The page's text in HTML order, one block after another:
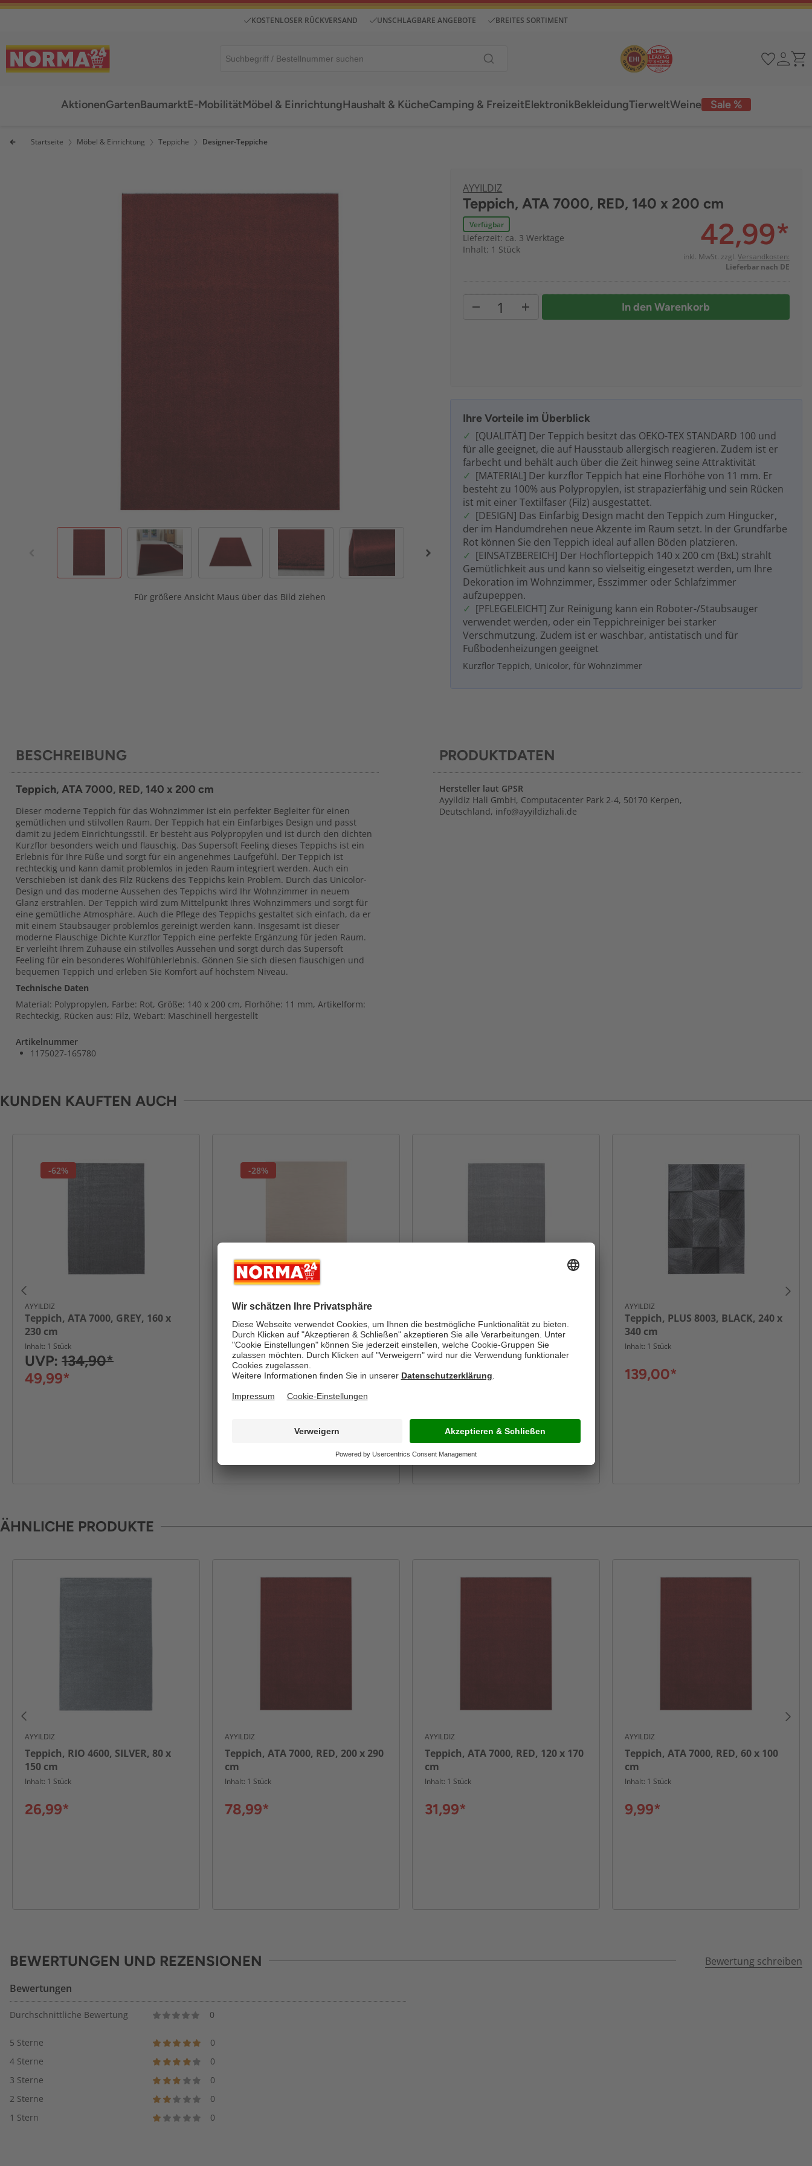
KOSTENLOSER RÜCKVERSAND UNSCHLAGBARE ANGEBOTE BREITES SORTIMENT
AktionenGartenBaumarktE-MobilitätMöbel & EinrichtungHaushalt & KücheCamping & Freizeit Sale %
ElektronikBekleidungTierweltWeine
Startseite Möbel & Einrichtung Teppiche Designer-Teppiche
Für größere Ansicht Maus über das Bild ziehen
AYYILDIZ
Teppich, ATA 7000, RED, 140 x 200 cm
Verfügbar
Lieferzeit: ca. 3 Werktage
Inhalt: 1 Stück
42,99*
inkl. MwSt. zzgl. Versandkosten:
Lieferbar nach DE
In den Warenkorb
Ihre Vorteile im Überblick
[QUALITÄT] Der Teppich besitzt das OEKO-TEX STANDARD 100 und
für alle geeignet, die auf Hausstaub allergisch reagieren. Zudem ist er
farbecht und behält auch über die Zeit hinweg seine Attraktivität
[MATERIAL] Der kurzflor Teppich hat eine Florhöhe von 11 mm. Er
besteht zu 100% aus Polypropylen, ist strapazierfähig und sein Rücken
ist mit einer Textilfaser (Filz) ausgestattet.
[DESIGN] Das Einfarbig Design macht den Teppich zum Hingucker,
der im Handumdrehen neue Akzente im Raum setzt. In der Grundfarbe
Rot können Sie den Teppich ideal auf allen Böden platzieren.
[EINSATZBEREICH] Der Hochflorteppich 140 x 200 cm (BxL) strahlt
Gemütlichkeit aus und kann so vielseitig eingesetzt werden, um Ihre
Dekoration im Wohnzimmer, Esszimmer oder Schlafzimmer
aufzupeppen.
[PFLEGELEICHT] Zur Reinigung kann ein Roboter-/Staubsauger
verwendet werden, oder ein Teppichreiniger bei starker
Verschmutzung. Zudem ist er waschbar, antistatisch und für
Fußbodenheizungen geeignet
Kurzflor Teppich, Unicolor, für Wohnzimmer
BESCHREIBUNG
Teppich, ATA 7000, RED, 140 x 200 cm
Dieser moderne Teppich für das Wohnzimmer ist ein perfekter Begleiter für einen
gemütlichen und stilvollen Raum. Der Teppich hat ein Einfarbiges Design und passt
damit zu jedem Einrichtungsstil. Er besteht aus Polypropylen und ist durch den dichten
Kurzflor besonders weich und flauschig. Das Supersoft Feeling dieses Teppichs ist ein
Erlebnis für Ihre Füße und sorgt für ein angenehmes Laufgefühl. Der Teppich ist
rechteckig und kann damit problemlos in jeden Raum integriert werden. Auch ein
Verschieben ist dank des Filz Rückens des Teppichs kein Problem. Durch das Unicolor-
Design und das moderne Aussehen des Teppichs wird Ihr Wohnzimmer in neuem
Glanz erstrahlen. Der Teppich wird zum Mittelpunkt Ihres Wohnzimmers und sorgt für
eine gemütliche Atmosphäre. Auch die Pflege des Teppichs gestaltet sich einfach, da er
mit einem Staubsauger problemlos gereinigt werden kann. Insgesamt ist dieser
moderne Flauschige Dichte Kurzflor Teppich eine perfekte Ergänzung für jeden Raum.
Er verleiht Ihrem Zuhause ein stilvolles Aussehen und sorgt durch das Supersoft
Feeling für ein besonderes Wohlfühlerlebnis. Gönnen Sie sich diesen flauschigen und
bequemen Teppich und erleben Sie Komfort auf höchstem Niveau.
Technische Daten
Material: Polypropylen, Farbe: Rot, Größe: 140 x 200 cm, Florhöhe: 11 mm, Artikelform:
Rechteckig, Rücken aus: Filz, Webart: Maschinell hergestellt
Artikelnummer
1175027-165780
PRODUKTDATEN
Hersteller laut GPSR
Ayyildiz Hali GmbH, Computacenter Park 2-4, 50170 Kerpen,
Deutschland, info@ayyildizhali.de
KUNDEN KAUFTEN AUCH
-62%
AYYILDIZ
Teppich, ATA 7000, GREY, 160 x
230 cm
Inhalt: 1 Stück
UVP: 134,90*
49,99*
-28%
AYYILDIZ
Teppich, SKY 5400, BEIGE, 160 x
230 cm
Inhalt: 1 Stück
UVP:62,99*
44,99*
Teppich, ATA 7000, LIGHTGREY,
160 x 230 cm
Inhalt: 1 Stück
47,99*
AYYILDIZ
Teppich, PLUS 8003, BLACK, 240 x
340 cm
Inhalt: 1 Stück
139,00*
ÄHNLICHE PRODUKTE
AYYILDIZ
Teppich, RIO 4600, SILVER, 80 x
150 cm
Inhalt: 1 Stück
26,99*
AYYILDIZ
Teppich, ATA 7000, RED, 200 x 290
cm
Inhalt: 1 Stück
78,99*
AYYILDIZ
Teppich, ATA 7000, RED, 120 x 170
cm
Inhalt: 1 Stück
31,99*
AYYILDIZ
Teppich, ATA 7000, RED, 60 x 100
cm
Inhalt: 1 Stück
9,99*
BEWERTUNGEN UND REZENSIONEN Bewertung schreiben
Bewertungen
Durchschnittliche Bewertung 0
5 Sterne
0
4 Sterne
0
3 Sterne
0
2 Sterne
0
1 Stern
0